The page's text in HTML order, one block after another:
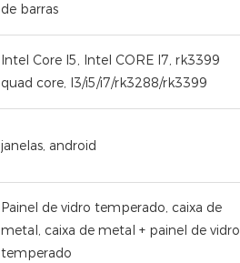
de barras
Intel Core I5, Intel CORE I7, rk3399
quad core, I3/i5/i7/rk3288/rk3399
janelas, android
Painel de vidro temperado, caixa de
metal, caixa de metal + painel de vidro
temperado